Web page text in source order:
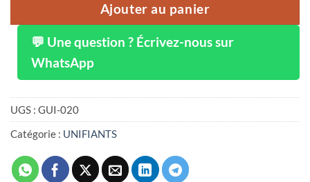
Ajouter au panier
💬 Une question ? Écrivez-nous sur
WhatsApp
UGS : GUI-020
Catégorie : UNIFIANTS